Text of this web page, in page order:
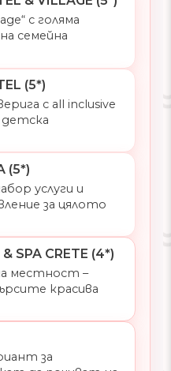
с голяма
семейна
(5*)
с all inclusive
детска
(5*)
услуги и
за цялото
SPA CRETE (4*)
местност –
красива
за